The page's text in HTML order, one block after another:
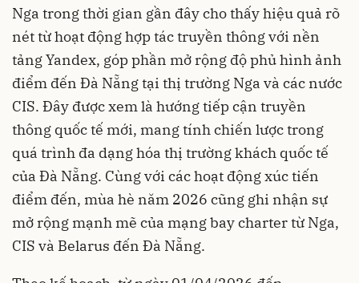
Nga trong thời gian gần đây cho thấy hiệu quả rõ
nét từ hoạt động hợp tác truyền thông với nền
tảng Yandex, góp phần mở rộng độ phủ hình ảnh
điểm đến Đà Nẵng tại thị trường Nga và các nước
CIS. Đây được xem là hướng tiếp cận truyền
thông quốc tế mới, mang tính chiến lược trong
quá trình đa dạng hóa thị trường khách quốc tế
của Đà Nẵng. Cùng với các hoạt động xúc tiến
điểm đến, mùa hè năm 2026 cũng ghi nhận sự
mở rộng mạnh mẽ của mạng bay charter từ Nga,
CIS và Belarus đến Đà Nẵng.